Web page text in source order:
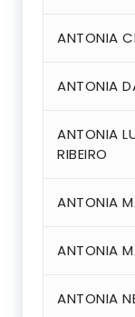
ANTONIA
ANTONIA
ANTONIA
RIBEIRO
ANTONIA
ANTONIA
ANTONIA